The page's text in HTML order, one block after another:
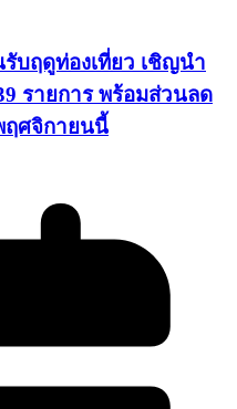
บฤดูท่องเที่ยว เชิญนำ
รายการ พร้อมส่วนลด
ฤศจิกายนนี้